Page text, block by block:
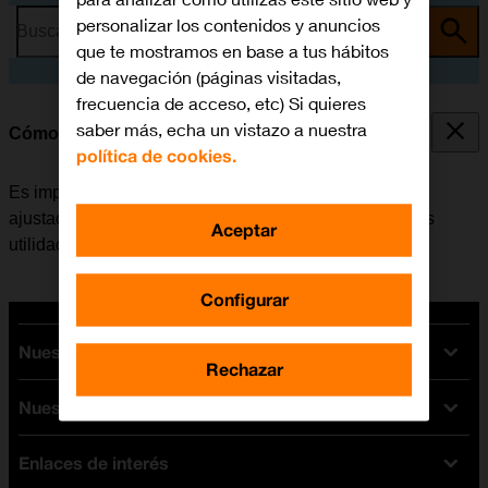
Busca por problema o tema
Cómo ajustar la fecha y la hora
Es importante que la fecha y la hora del móvil estén
ajustadas correctamente, de lo contrario algunas de las
utilidades del teléfono no funcionarán.
Nuestras tarifas
Tarifas Orange
Tarifas fibra y móvil
Tarifas móviles
Nuestros dispositivos
Ofertas en móviles
Enlaces de interés
personalizar los contenidos y anuncios
que te mostramos en base a tus hábitos
de navegación (páginas visitadas,
frecuencia de acceso, etc) Si quieres
saber más, echa un vistazo a nuestra
política de cookies.
Configurar
Rechazar
Aceptar